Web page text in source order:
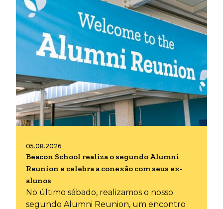
05.08.2026
Beacon School realiza o segundo Alumni
Reunion e celebra a conexão com seus ex-
alunos
No último sábado, realizamos o nosso
segundo Alumni Reunion, um encontro